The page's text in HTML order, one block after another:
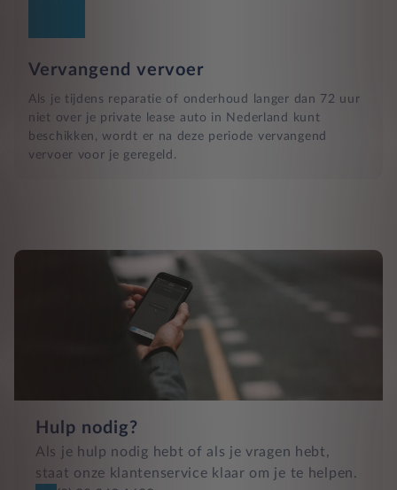
Vervangend vervoer
Als je tijdens reparatie of onderhoud langer dan 72 uur
niet over je private lease auto in Nederland kunt
beschikken, wordt er na deze periode vervangend
vervoer voor je geregeld.
Hulp nodig?
Als je hulp nodig hebt of als je vragen hebt,
staat onze klantenservice klaar om je te helpen.